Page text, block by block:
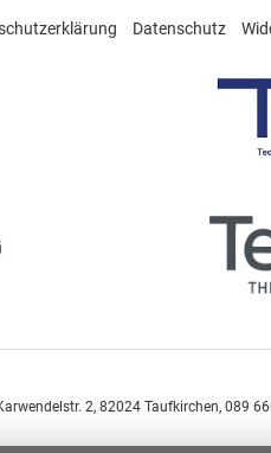
Datenschutz
2, 82024 Taufkirchen, 089